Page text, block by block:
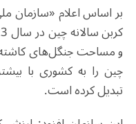
بر اساس اعلام «سازمان
و مساحت جنگل‌های
چین را به کشوری با
تبدیل کرده است.